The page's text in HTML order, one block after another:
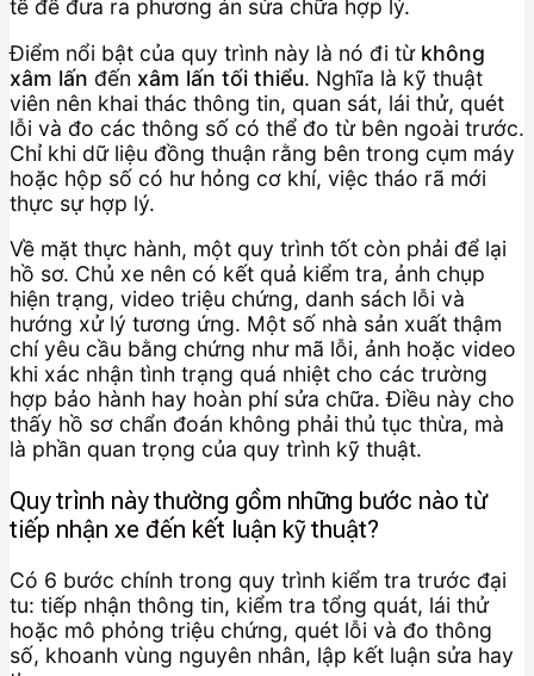
tế để đưa ra phương án sửa chữa hợp lý.
Điểm nổi bật của quy trình này là nó đi từ không
xâm lấn đến xâm lấn tối thiểu. Nghĩa là kỹ thuật
viên nên khai thác thông tin, quan sát, lái thử, quét
lỗi và đo các thông số có thể đo từ bên ngoài trước.
Chỉ khi dữ liệu đồng thuận rằng bên trong cụm máy
hoặc hộp số có hư hỏng cơ khí, việc tháo rã mới
thực sự hợp lý.
Về mặt thực hành, một quy trình tốt còn phải để lại
hồ sơ. Chủ xe nên có kết quả kiểm tra, ảnh chụp
hiện trạng, video triệu chứng, danh sách lỗi và
hướng xử lý tương ứng. Một số nhà sản xuất thậm
chí yêu cầu bằng chứng như mã lỗi, ảnh hoặc video
khi xác nhận tình trạng quá nhiệt cho các trường
hợp bảo hành hay hoàn phí sửa chữa. Điều này cho
thấy hồ sơ chẩn đoán không phải thủ tục thừa, mà
là phần quan trọng của quy trình kỹ thuật.
Quy trình này thường gồm những bước nào từ
tiếp nhận xe đến kết luận kỹ thuật?
Có 6 bước chính trong quy trình kiểm tra trước đại
tu: tiếp nhận thông tin, kiểm tra tổng quát, lái thử
hoặc mô phỏng triệu chứng, quét lỗi và đo thông
số, khoanh vùng nguyên nhân, lập kết luận sửa hay